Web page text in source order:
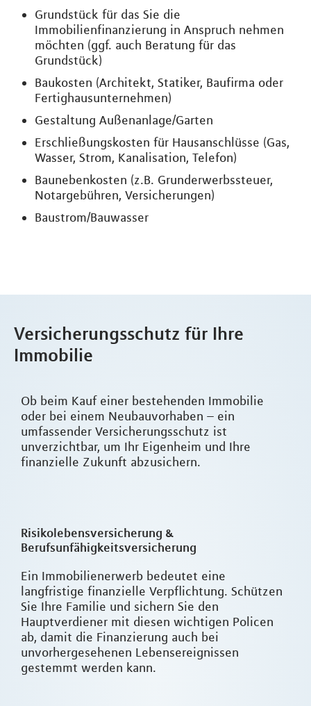
Grundstück für das Sie die
Immobilienfinanzierung in Anspruch nehmen
möchten (ggf. auch Beratung für das
Grundstück)
Baukosten (Architekt, Statiker, Baufirma oder
Fertighausunternehmen)
Gestaltung Außenanlage/Garten
Erschließungskosten für Hausanschlüsse (Gas,
Wasser, Strom, Kanalisation, Telefon)
Baunebenkosten (z.B. Grunderwerbssteuer,
Notargebühren, Versicherungen)
Baustrom/Bauwasser
Versicherungsschutz für Ihre
Immobilie
Ob beim Kauf einer bestehenden Immobilie
oder bei einem Neubauvorhaben – ein
umfassender Versicherungsschutz ist
unverzichtbar, um Ihr Eigenheim und Ihre
finanzielle Zukunft abzusichern.
Risikolebensversicherung &
Berufsunfähigkeitsversicherung
Ein Immobilienerwerb bedeutet eine
langfristige finanzielle Verpflichtung. Schützen
Sie Ihre Familie und sichern Sie den
Hauptverdiener mit diesen wichtigen Policen
ab, damit die Finanzierung auch bei
unvorhergesehenen Lebensereignissen
gestemmt werden kann.